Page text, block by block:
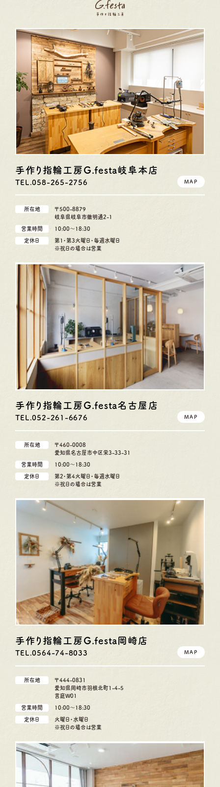
手作り指輪工房G.festa岐阜本店
TEL.058-265-2756 MAP
所在地
〒500-8879
岐阜県岐阜市徹明通2-1
営業時間 10:00〜18:30
定休日
第1・第3火曜日・毎週水曜日
※祝日の場合は営業
手作り指輪工房G.festa名古屋店
TEL.052-261-6676 MAP
所在地
〒460-0008
愛知県名古屋市中区栄3-33-31
営業時間 10:00〜18:30
定休日
第2・第4火曜日・毎週水曜日
※祝日の場合は営業
手作り指輪工房G.festa岡崎店
TEL.0564-74-8033 MAP
所在地
〒444-0831
愛知県岡崎市羽根北町1-4-5
言庭W01
営業時間 10:00〜18:30
定休日
火曜日・水曜日
※祝日の場合は営業